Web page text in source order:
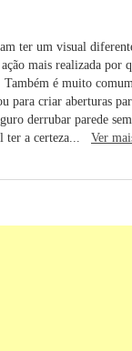
ter um visual
mais realizada por
Também é muito
para criar aberturas
derrubar parede
ter a certeza... Ver